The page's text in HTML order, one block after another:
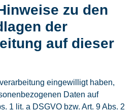
zu den
der
auf dieser
eingewilligt haben,
Daten auf
1 lit. a DSGVO bzw. Art. 9 Abs. 2